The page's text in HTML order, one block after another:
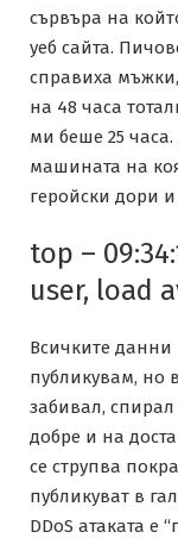
сървъра на
уеб сайта.
справиха
на 48 часа
ми беше 25
машината на
геройски дори
top –
user, load
Всичките
публикувам, но
забивал,
добре и на
се струпва
публикуват в
DDoS атаката е